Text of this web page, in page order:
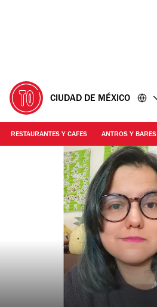
CIUDAD DE MÉXICO
RESTAURANTES Y CAFES ANTROS Y BARES